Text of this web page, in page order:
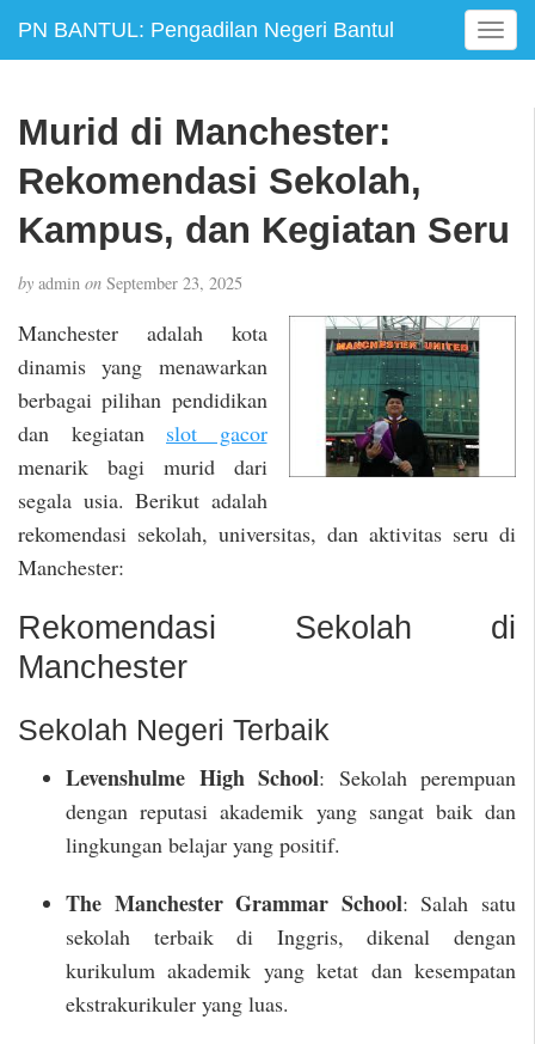
PN BANTUL: Pengadilan Negeri Bantul
T
o
v
a
Murid di Manchester:
Rekomendasi Sekolah,
Kampus, dan Kegiatan Seru
by admin on September 23, 2025
Manchester adalah kota
dinamis yang menawarkan
berbagai pilihan pendidikan
dan kegiatan slot gacor
menarik bagi murid dari
segala usia. Berikut adalah
rekomendasi sekolah, universitas, dan aktivitas seru di
Manchester:
Rekomendasi Sekolah di
Manchester
Sekolah Negeri Terbaik
Levenshulme High School: Sekolah perempuan
dengan reputasi akademik yang sangat baik dan
lingkungan belajar yang positif.
The Manchester Grammar School: Salah satu
sekolah terbaik di Inggris, dikenal dengan
kurikulum akademik yang ketat dan kesempatan
ekstrakurikuler yang luas.